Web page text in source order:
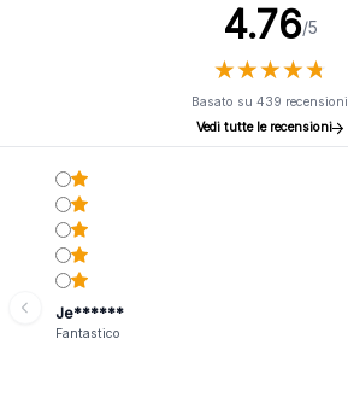
4.76/5
★★★★★
★★★★★
Basato su 439 recensioni
Vedi tutte le recensioni
Je******
Fantastico